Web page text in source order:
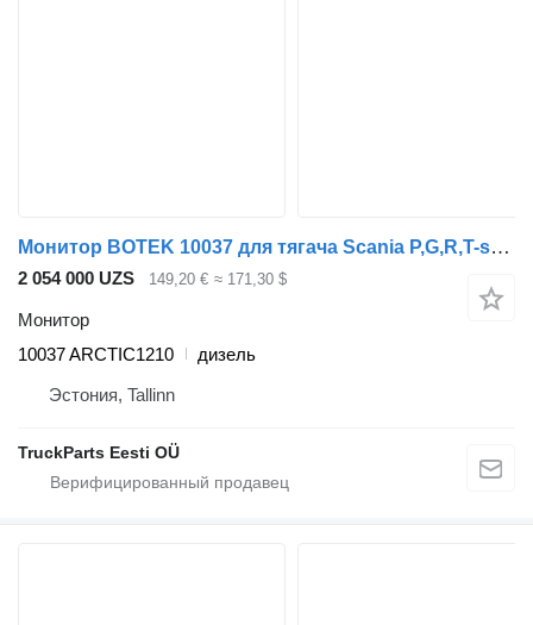
Монитор BOTEK 10037 для тягача Scania P,G,R,T-series (2004-2017)
2 054 000 UZS 149,20 € ≈ 171,30 $
Монитор
10037 ARCTIC1210
дизель
Эстония, Tallinn
TruckParts Eesti OÜ